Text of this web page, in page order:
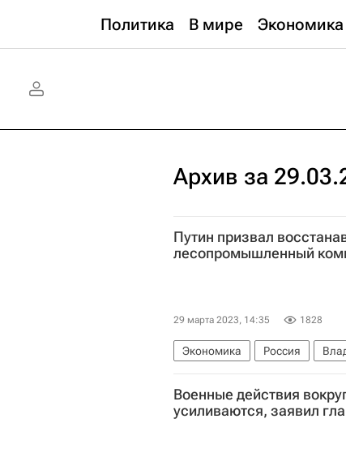
Политика В мире Экономика
Архив за
Путин призвал
лесопромышленный
29 марта 2023, 14:35 1828
Экономика Россия
Военные действия
усиливаются, заявил